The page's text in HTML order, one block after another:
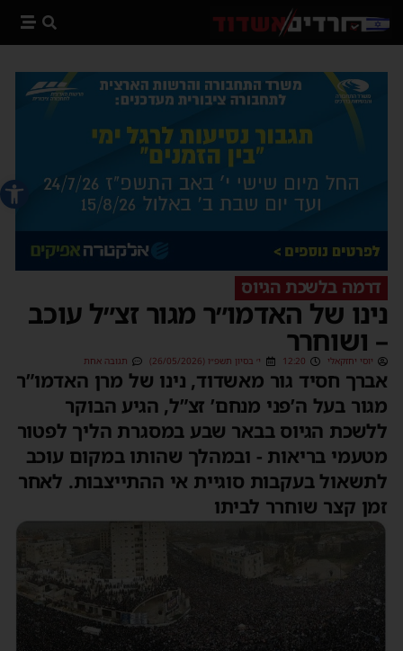
פתח
דרמה בלשכת הגיוס
נינו של האדמו״ר מגור זצ״ל עוכב
– ושוחרר
יוסי יחזקאלי 12:20 י׳ בסיון תשפ״ו (26/05/2026) תגובה אחת
אברך חסיד גור מאשדוד, נינו של מרן האדמו”ר
מגור בעל ה’פני מנחם’ זצ”ל, הגיע הבוקר
ללשכת הגיוס בבאר שבע במסגרת הליך לפטור
מטעמי בריאות - ובמהלך שהותו במקום עוכב
לתשאול בעקבות סוגיית אי ההתייצבות. לאחר
זמן קצר שוחרר לביתו